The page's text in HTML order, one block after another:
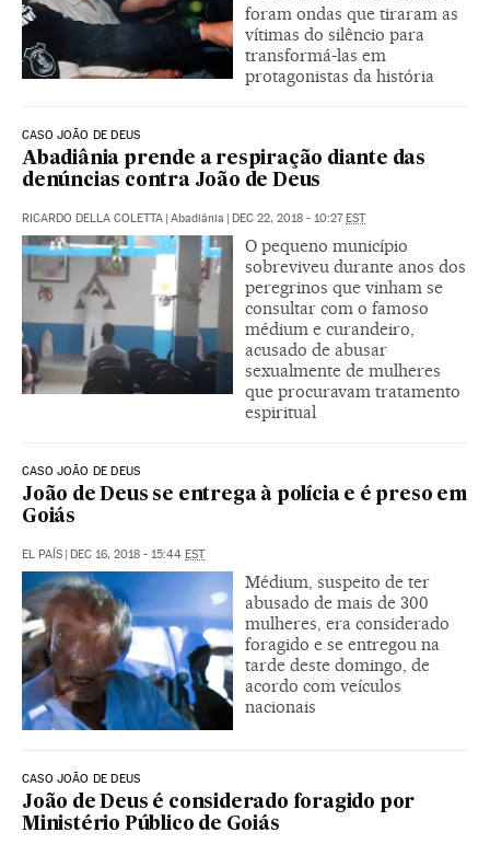
foram ondas que tiraram as
vítimas do silêncio para
transformá-las em
protagonistas da história
CASO JOÃO DE DEUS
Abadiânia prende a respiração diante das
denúncias contra João de Deus
RICARDO DELLA COLETTA Abadiânia DEC 22, 2018 - 10:27 EST
O pequeno município
sobreviveu durante anos dos
peregrinos que vinham se
consultar com o famoso
médium e curandeiro,
acusado de abusar
sexualmente de mulheres
que procuravam tratamento
espiritual
CASO JOÃO DE DEUS
João de Deus se entrega à polícia e é preso em
Goiás
EL PAÍS DEC 16, 2018 - 15:44 EST
Médium, suspeito de ter
abusado de mais de 300
mulheres, era considerado
foragido e se entregou na
tarde deste domingo, de
acordo com veículos
nacionais
CASO JOÃO DE DEUS
João de Deus é considerado foragido por
Ministério Público de Goiás